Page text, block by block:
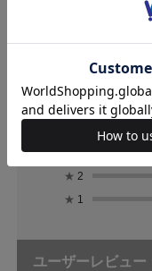
★ 5
★ 3
★ 2
★ 1
ユーザーレビュー